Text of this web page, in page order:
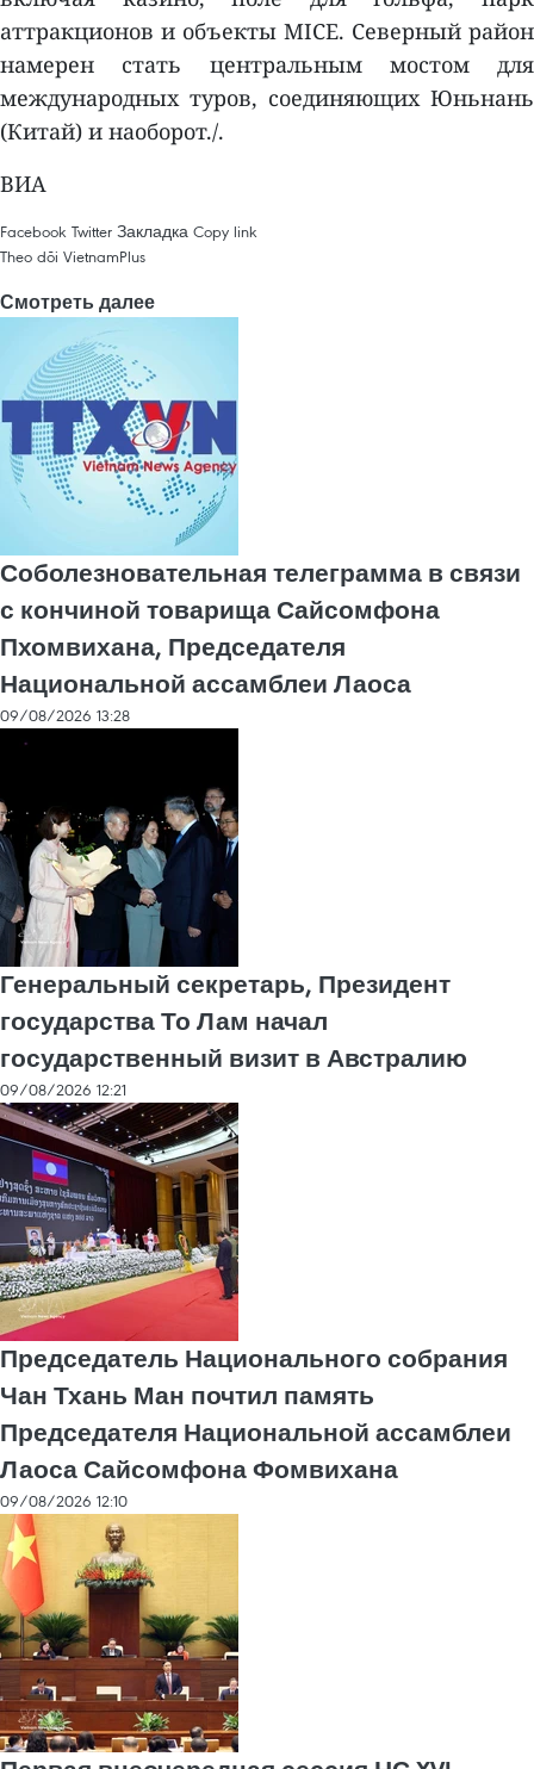
аттракционов и объекты MICE. Северный район
намерен стать центральным мостом для
международных туров, соединяющих Юньнань
(Китай) и наоборот./.
ВИА
Facebook Twitter Закладка Copy link
Theo dõi VietnamPlus
Смотреть далее
Соболезновательная телеграмма в связи
с кончиной товарища Сайсомфона
Пхомвихана, Председателя
Национальной ассамблеи Лаоса
09/08/2026 13:28
Генеральный секретарь, Президент
государства То Лам начал
государственный визит в Австралию
09/08/2026 12:21
Председатель Национального собрания
Чан Тхань Ман почтил память
Председателя Национальной ассамблеи
Лаоса Сайсомфона Фомвихана
09/08/2026 12:10